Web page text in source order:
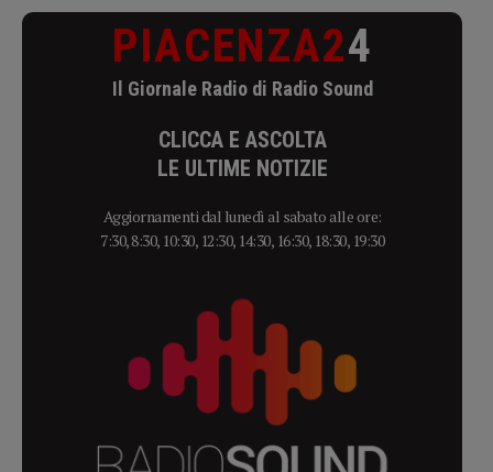
PIACENZA24
Il Giornale Radio di Radio Sound
CLICCA E ASCOLTA
LE ULTIME NOTIZIE
Aggiornamenti dal lunedì al sabato alle ore:
7:30, 8:30, 10:30, 12:30, 14:30, 16:30, 18:30, 19:30